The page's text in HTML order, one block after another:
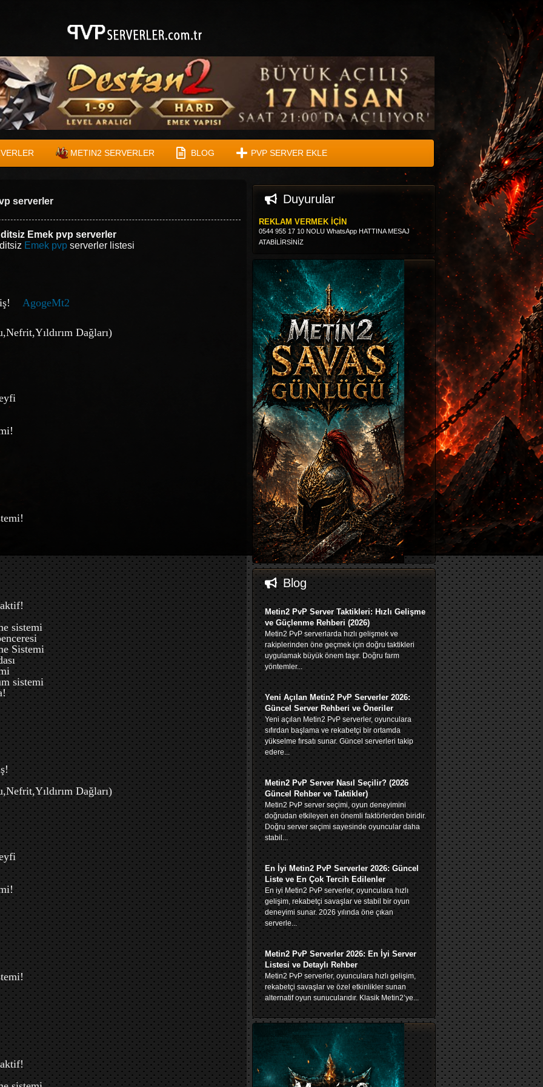
METIN2 SERVERLER BLOG PVP SERVER EKLE
serverler
Emek pvp serverler
Emek pvpserverler listesi
AgogeMt2
Dağları)
sistemi
Sistemi
sistemi
Dağları)
Duyurular
REKLAM VERMEK İÇİN
0544 955 17 10 NOLU WhatsApp HATTINA MESAJ
ATABİLİRSİNİZ
Blog
Metin2 PvP Server Taktikleri: Hızlı Gelişme
ve Güçlenme Rehberi (2026)
Metin2 PvP serverlarda hızlı gelişmek ve
rakiplerinden öne geçmek için doğru taktikleri
uygulamak büyük önem taşır. Doğru farm
yöntemler...
Yeni Açılan Metin2 PvP Serverler 2026:
Güncel Server Rehberi ve Öneriler
Yeni açılan Metin2 PvP serverler, oyunculara
sıfırdan başlama ve rekabetçi bir ortamda
yükselme fırsatı sunar. Güncel serverleri takip
edere...
Metin2 PvP Server Nasıl Seçilir? (2026
Güncel Rehber ve Taktikler)
Metin2 PvP server seçimi, oyun deneyimini
doğrudan etkileyen en önemli faktörlerden biridir.
Doğru server seçimi sayesinde oyuncular daha
stabil...
En İyi Metin2 PvP Serverler 2026: Güncel
Liste ve En Çok Tercih Edilenler
En iyi Metin2 PvP serverler, oyunculara hızlı
gelişim, rekabetçi savaşlar ve stabil bir oyun
deneyimi sunar. 2026 yılında öne çıkan
serverle...
Metin2 PvP Serverler 2026: En İyi Server
Listesi ve Detaylı Rehber
Metin2 PvP serverler, oyunculara hızlı gelişim,
rekabetçi savaşlar ve özel etkinlikler sunan
alternatif oyun sunucularıdır. Klasik Metin2’ye...